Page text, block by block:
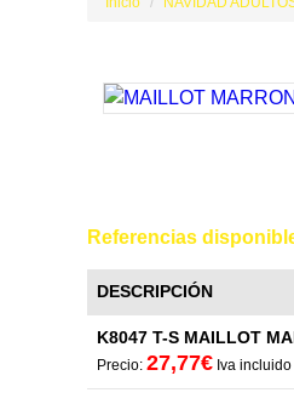
Referencias
DESCRIPCIÓN
K8047 T-S MAILLOT
Precio: 27,77€ Iva incluido